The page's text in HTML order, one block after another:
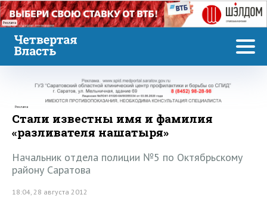
Реклама
Реклама
Стали известны имя и фамилия
«разливателя нашатыря»
Начальник отдела полиции №5 по Октябрьскому
району Саратова
18:04, 28 августа 2012